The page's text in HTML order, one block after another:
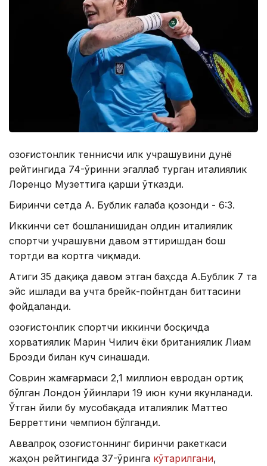
Қозоғистонлик теннисчи илк учрашувини дунё
рейтингида 74-ўринни эгаллаб турган италиялик
Лоренцо Музеттига қарши ўтказди.
Биринчи сетда А. Бублик ғалаба қозонди - 6:3.
Иккинчи сет бошланишидан олдин италиялик
спортчи учрашувни давом эттиришдан бош
тортди ва кортга чиқмади.
Атиги 35 дақиқа давом этган баҳсда А.Бублик 7 та
эйс ишлади ва учта брейк-пойнтдан биттасини
фойдаланди.
Қозоғистонлик спортчи иккинчи босқичда
хорватиялик Марин Чилич ёки британиялик Лиам
Броэди билан куч синашади.
Соврин жамғармаси 2,1 миллион евродан ортиқ
бўлган Лондон ўйинлари 19 июн куни якунланади.
Ўтган йили бу мусобақада италиялик Маттео
Берреттини чемпион бўлганди.
Аввалроқ Қозоғистоннинг биринчи ракеткаси
жаҳон рейтингида 37-ўринга кўтарилгани,